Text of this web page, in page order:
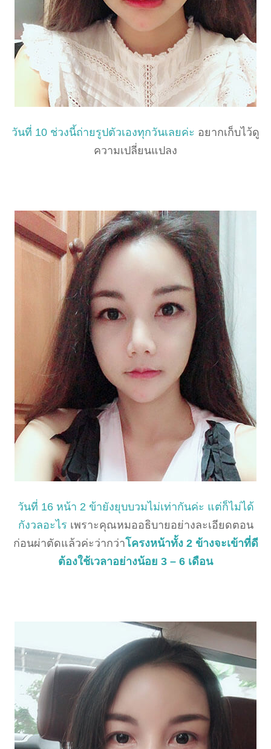
วันที่ 10 ช่วงนี้ถ่ายรูปตัวเองทุกวันเลยค่ะ อยากเก็บไว้ดู
ความเปลี่ยนแปลง
วันที่ 16 หน้า 2 ข้ายังยุบบวมไม่เท่ากันค่ะ แต่ก็ไม่ได้
กังวลอะไร เพราะคุณหมออธิบายอย่างละเอียดตอน
ก่อนผ่าตัดแล้วค่ะว่ากว่าโครงหน้าทั้ง 2 ข้างจะเข้าที่ดี
ต้องใช้เวลาอย่างน้อย 3 – 6 เดือน